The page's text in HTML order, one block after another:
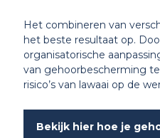
Het combineren van
het beste resultaat op.
organisatorische
van gehoorbescherming
risico’s van lawaai op de
Bekijk hier hoe je